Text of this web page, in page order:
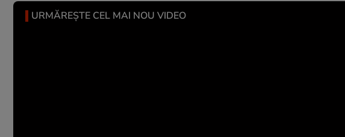
URMĂREȘTE CEL MAI NOU VIDEO